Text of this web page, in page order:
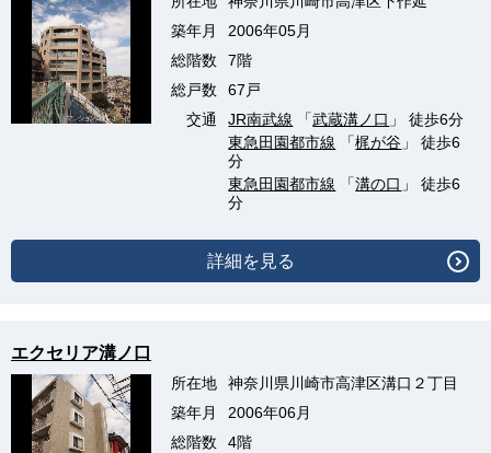
築年月
2006年05月
総階数
7階
総戸数
67戸
交通
JR南武線 「武蔵溝ノ口 」 徒歩6分
東急田園都市線 「梶が谷 」 徒歩6
分
東急田園都市線 「溝の口 」 徒歩6
分
詳細を見る
エクセリア溝ノ口
所在地
神奈川県川崎市高津区溝口２丁目
築年月
2006年06月
総階数
4階